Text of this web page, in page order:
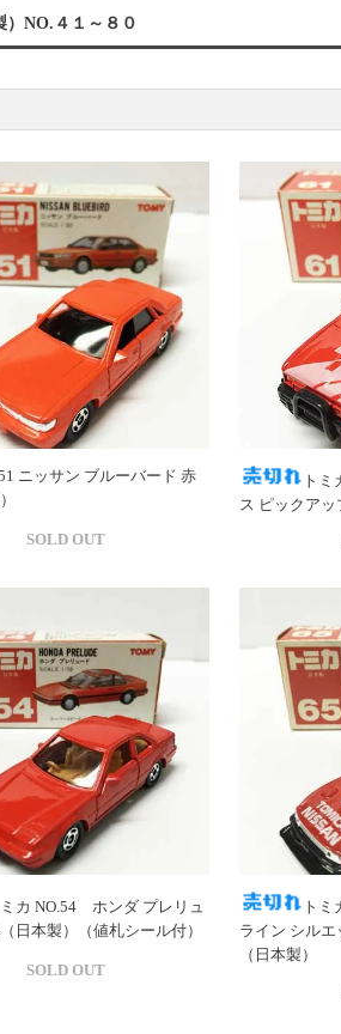
）NO.４１～８０
ニッサン ブルーバード 赤
SOLD OUT
トミ
ス ピックアッ
ミカ NO.54 ホンダ プレリュ
日本製）（値札シール付）
SOLD OUT
ト
ライン シル
（日本製）